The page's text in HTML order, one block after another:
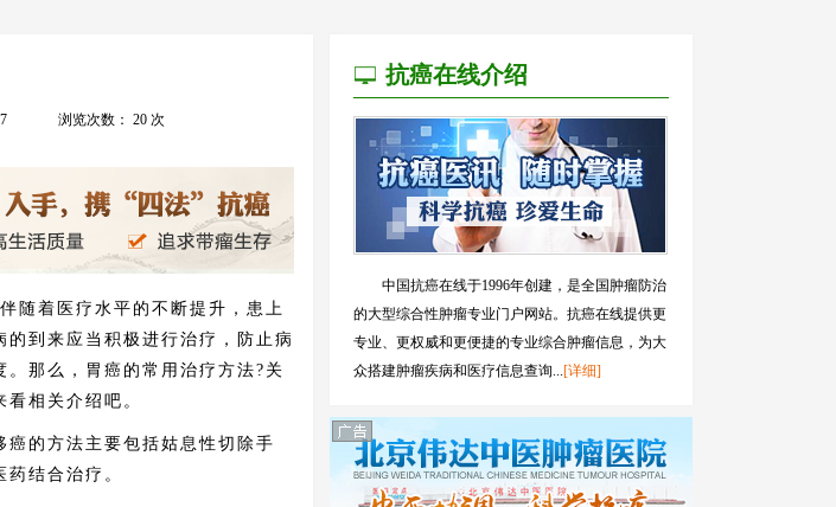
浏览次数： 20 次
着医疗水平的不断提升，患上
的到来应当积极进行治疗，防止病
那么，胃癌的常用治疗方法?关
相关介绍吧。
的方法主要包括姑息性切除手
结合治疗。
抗癌在线介绍
中国抗癌在线于1996年创建，是全国肿瘤防治
的大型综合性肿瘤专业门户网站。抗癌在线提供更
专业、更权威和更便捷的专业综合肿瘤信息，为大
众搭建肿瘤疾病和医疗信息查询...[详细]